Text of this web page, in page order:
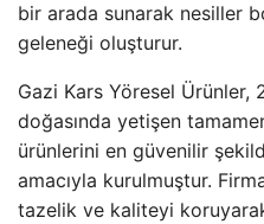
bir arada sunarak nesiller
geleneği oluşturur.
Gazi Kars Yöresel Ürünler,
doğasında yetişen
ürünlerini en güvenilir
amacıyla kurulmuştur.
tazelik ve kaliteyi